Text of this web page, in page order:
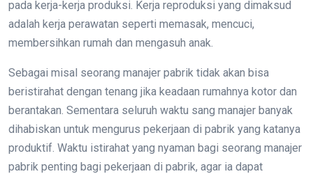
pada kerja-kerja produksi. Kerja reproduksi yang dimaksud
adalah kerja perawatan seperti memasak, mencuci,
membersihkan rumah dan mengasuh anak.
Sebagai misal seorang manajer pabrik tidak akan bisa
beristirahat dengan tenang jika keadaan rumahnya kotor dan
berantakan. Sementara seluruh waktu sang manajer banyak
dihabiskan untuk mengurus pekerjaan di pabrik yang katanya
produktif. Waktu istirahat yang nyaman bagi seorang manajer
pabrik penting bagi pekerjaan di pabrik, agar ia dapat